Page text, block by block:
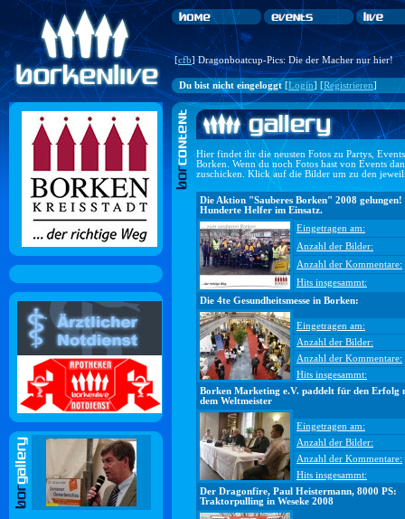
[cfb] Dragonboatcup-Pics: Die der Macher nur hier!
Du bist nicht eingeloggt[Login] [Registrieren]
Hier findet ihr die neusten Fotos zu Partys,
Borken. Wenn du noch Fotos hast von Events
zuschicken. Klick auf die Bilder um zu den
Die Aktion "Sauberes Borken" 2008 gelungen!
Hunderte Helfer im Einsatz.
Eingetragen am:
Anzahl der Bilder:
Anzahl der Kommentare:
Hits insgesammt:
Die 4te Gesundheitsmesse in Borken:
Eingetragen am:
Anzahl der Bilder:
Anzahl der Kommentare:
Hits insgesammt:
Borken Marketing e.V. paddelt für den Erfolg
dem Weltmeister
Eingetragen am:
Anzahl der Bilder:
Anzahl der Kommentare:
Hits insgesammt:
Der Dragonfire, Paul Heistermann, 8000 PS:
Traktorpulling in Weseke 2008